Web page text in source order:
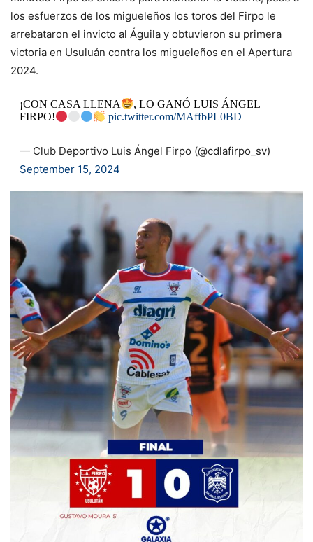
los esfuerzos de los migueleños los toros del Firpo le
arrebataron el invicto al Águila y obtuvieron su primera
victoria en Usuluán contra los migueleños en el Apertura
2024.
¡CON CASA LLENA
, LO GANÓ LUIS ÁNGEL
FIRPO!
pic.twitter.com/MAffbPL0BD
— Club Deportivo Luis Ángel Firpo (@cdlafirpo_sv)
September 15, 2024